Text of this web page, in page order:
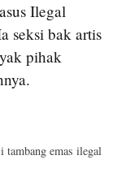
Ilegal
seksi bak artis
pihak
tambang emas ilegal